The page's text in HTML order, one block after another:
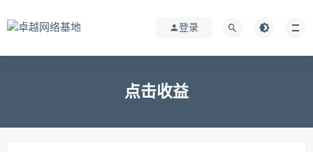
登录
点击收益